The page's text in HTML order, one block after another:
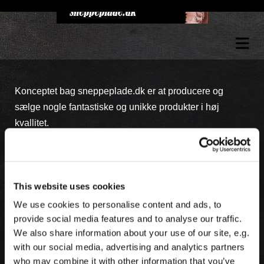
This website uses cookies
We use cookies to personalise content and ads, to
provide social media features and to analyse our traffic.
We also share information about your use of our site, e.g.
with our social media, advertising and analytics partners
who may combine it with other information that you’ve
Konceptet bag sneppeplade.dk er at producere og
sælge nogle fantastiske og unikke produkter i høj
kvallitet.
- kontant betaling efter besigtigelse (venligst kontakt
Sneppeplade.dk for aftale af tidspunkt)